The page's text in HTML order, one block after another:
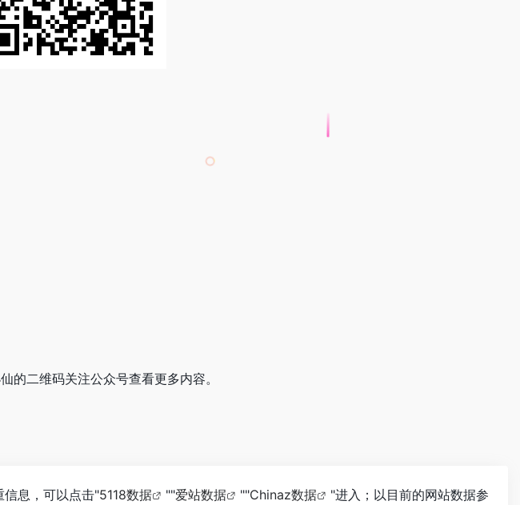
的二维码关注公众号查看更多内容。
息，可以点击"5118数据 ""爱站数据 ""Chinaz数据
"进入；以目前的网站数据参